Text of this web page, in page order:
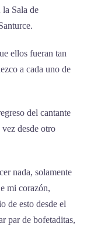
la Sala de
ellos fueran tan
a cada uno de
del cantante
desde otro
nada, solamente
mi corazón,
de esto desde el
par de bofetaditas,